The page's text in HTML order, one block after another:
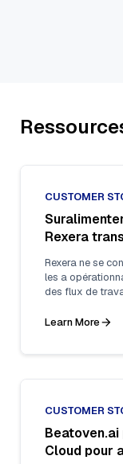
CUSTOMER
Rexera
Rexera ne se
les a
des flux de
Learn More
CUSTOMER
Cloud pour